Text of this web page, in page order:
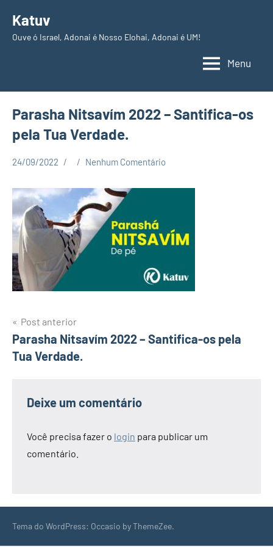
paraKatuv
Ouve ó Israel, Adonai é Nosso Elohai, Adonai é UM!
Menu
Parasha Nitsavím 2022 – Santifica-os
pela Tua Verdade.
24/09/2022 Nenhum Comentário
Navegação
de
Post anterior
Parasha Nitsavím 2022 – Santifica-os pela
Tua Verdade.
Deixe um comentário
Você precisa fazer o login para publicar um
comentário.
Tema do WordPress: Occasio by ThemeZee.